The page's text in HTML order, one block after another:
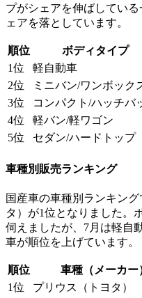
プがシェアを伸ばしてい
ェアを落としています。
順位 ボディタイプ
1位
軽自動車
2位
ミニバン/ワンボック
3位
コンパクト/ハッチバ
4位
軽バン/軽ワゴン
5位
セダン/ハードトップ
車種別販売ランキング
国産車の車種別ランキン
タ）が1位となりました。
伺えましたが、7月は軽自
車が順位を上げています。
順位 車種（メーカー
1位
プリウス（トヨタ）